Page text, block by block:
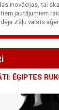
inovācijas, tai
jautājumiem
Zāļu valsts
ĒĢIPTES